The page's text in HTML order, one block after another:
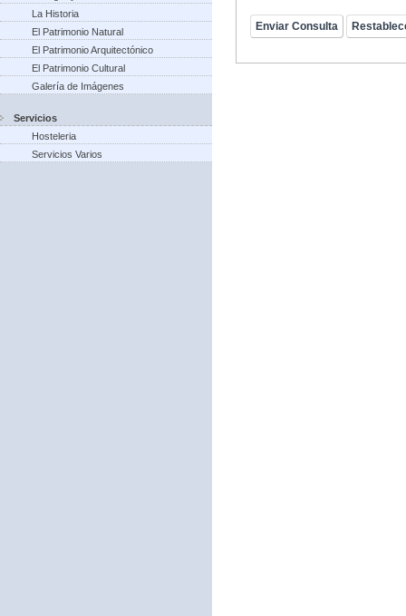
La Historia
El Patrimonio Natural
El Patrimonio Arquitectónico
El Patrimonio Cultural
Galería de Imágenes
Servicios
Hosteleria
Servicios Varios